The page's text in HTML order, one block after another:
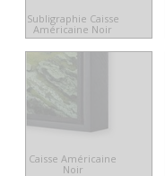
Subligraphie Caisse
Américaine Noir
Caisse Américaine
Noir